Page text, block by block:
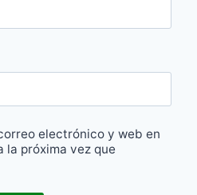
electrónico y web en
la próxima vez que